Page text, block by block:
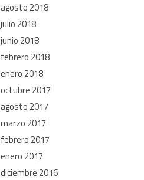
agosto 2018
julio 2018
junio 2018
febrero 2018
enero 2018
octubre 2017
agosto 2017
marzo 2017
febrero 2017
enero 2017
diciembre 2016